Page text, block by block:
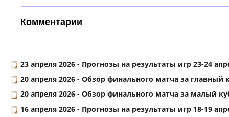
Комментарии
23 апреля 2026 - Прогнозы на результаты игр 23-24
20 апреля 2026 - Обзор финального матча за главный
20 апреля 2026 - Обзор финального матча за малый
16 апреля 2026 - Прогнозы на результаты игр 18-19